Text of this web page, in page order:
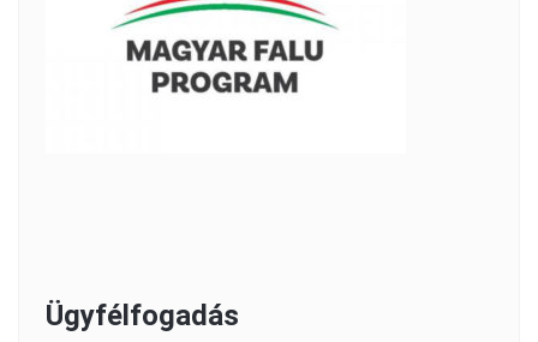
Ügyfélfogadás